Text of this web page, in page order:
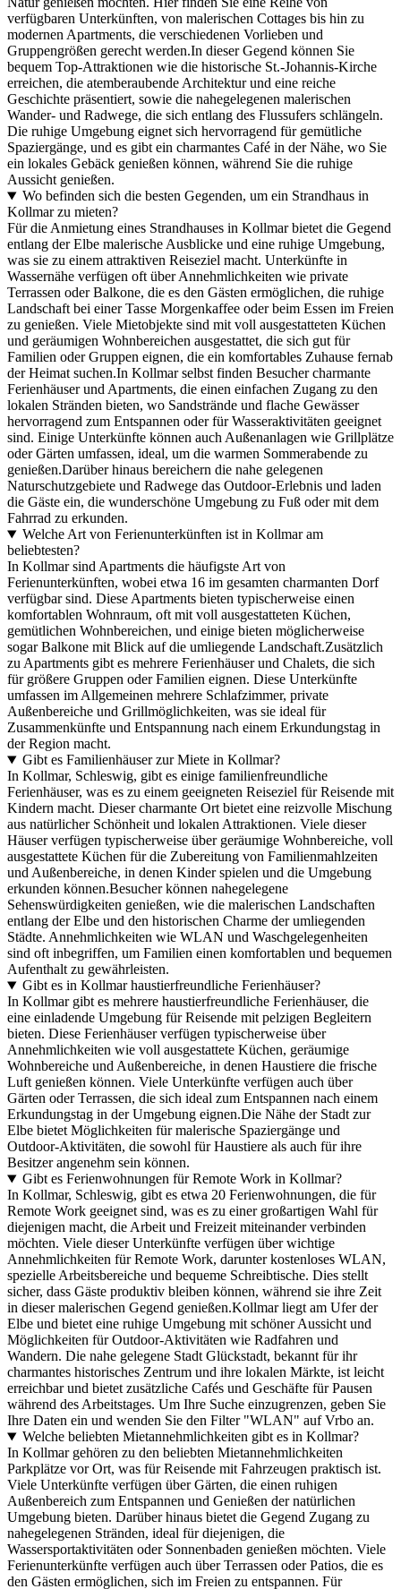
verfügbaren Unterkünften, von malerischen Cottages bis hin zu
modernen Apartments, die verschiedenen Vorlieben und
Gruppengrößen gerecht werden.In dieser Gegend können Sie
bequem Top-Attraktionen wie die historische St.-Johannis-Kirche
erreichen, die atemberaubende Architektur und eine reiche
Geschichte präsentiert, sowie die nahegelegenen malerischen
Wander- und Radwege, die sich entlang des Flussufers schlängeln.
Die ruhige Umgebung eignet sich hervorragend für gemütliche
Spaziergänge, und es gibt ein charmantes Café in der Nähe, wo Sie
ein lokales Gebäck genießen können, während Sie die ruhige
Aussicht genießen.
Wo befinden sich die besten Gegenden, um ein Strandhaus in
Kollmar zu mieten?
Für die Anmietung eines Strandhauses in Kollmar bietet die Gegend
entlang der Elbe malerische Ausblicke und eine ruhige Umgebung,
was sie zu einem attraktiven Reiseziel macht. Unterkünfte in
Wassernähe verfügen oft über Annehmlichkeiten wie private
Terrassen oder Balkone, die es den Gästen ermöglichen, die ruhige
Landschaft bei einer Tasse Morgenkaffee oder beim Essen im Freien
zu genießen. Viele Mietobjekte sind mit voll ausgestatteten Küchen
und geräumigen Wohnbereichen ausgestattet, die sich gut für
Familien oder Gruppen eignen, die ein komfortables Zuhause fernab
der Heimat suchen.In Kollmar selbst finden Besucher charmante
Ferienhäuser und Apartments, die einen einfachen Zugang zu den
lokalen Stränden bieten, wo Sandstrände und flache Gewässer
hervorragend zum Entspannen oder für Wasseraktivitäten geeignet
sind. Einige Unterkünfte können auch Außenanlagen wie Grillplätze
oder Gärten umfassen, ideal, um die warmen Sommerabende zu
genießen.Darüber hinaus bereichern die nahe gelegenen
Naturschutzgebiete und Radwege das Outdoor-Erlebnis und laden
die Gäste ein, die wunderschöne Umgebung zu Fuß oder mit dem
Fahrrad zu erkunden.
Welche Art von Ferienunterkünften ist in Kollmar am
beliebtesten?
In Kollmar sind Apartments die häufigste Art von
Ferienunterkünften, wobei etwa 16 im gesamten charmanten Dorf
verfügbar sind. Diese Apartments bieten typischerweise einen
komfortablen Wohnraum, oft mit voll ausgestatteten Küchen,
gemütlichen Wohnbereichen, und einige bieten möglicherweise
sogar Balkone mit Blick auf die umliegende Landschaft.Zusätzlich
zu Apartments gibt es mehrere Ferienhäuser und Chalets, die sich
für größere Gruppen oder Familien eignen. Diese Unterkünfte
umfassen im Allgemeinen mehrere Schlafzimmer, private
Außenbereiche und Grillmöglichkeiten, was sie ideal für
Zusammenkünfte und Entspannung nach einem Erkundungstag in
der Region macht.
Gibt es Familienhäuser zur Miete in Kollmar?
In Kollmar, Schleswig, gibt es einige familienfreundliche
Ferienhäuser, was es zu einem geeigneten Reiseziel für Reisende mit
Kindern macht. Dieser charmante Ort bietet eine reizvolle Mischung
aus natürlicher Schönheit und lokalen Attraktionen. Viele dieser
Häuser verfügen typischerweise über geräumige Wohnbereiche, voll
ausgestattete Küchen für die Zubereitung von Familienmahlzeiten
und Außenbereiche, in denen Kinder spielen und die Umgebung
erkunden können.Besucher können nahegelegene
Sehenswürdigkeiten genießen, wie die malerischen Landschaften
entlang der Elbe und den historischen Charme der umliegenden
Städte. Annehmlichkeiten wie WLAN und Waschgelegenheiten
sind oft inbegriffen, um Familien einen komfortablen und bequemen
Aufenthalt zu gewährleisten.
Gibt es in Kollmar haustierfreundliche Ferienhäuser?
In Kollmar gibt es mehrere haustierfreundliche Ferienhäuser, die
eine einladende Umgebung für Reisende mit pelzigen Begleitern
bieten. Diese Ferienhäuser verfügen typischerweise über
Annehmlichkeiten wie voll ausgestattete Küchen, geräumige
Wohnbereiche und Außenbereiche, in denen Haustiere die frische
Luft genießen können. Viele Unterkünfte verfügen auch über
Gärten oder Terrassen, die sich ideal zum Entspannen nach einem
Erkundungstag in der Umgebung eignen.Die Nähe der Stadt zur
Elbe bietet Möglichkeiten für malerische Spaziergänge und
Outdoor-Aktivitäten, die sowohl für Haustiere als auch für ihre
Besitzer angenehm sein können.
Gibt es Ferienwohnungen für Remote Work in Kollmar?
In Kollmar, Schleswig, gibt es etwa 20 Ferienwohnungen, die für
Remote Work geeignet sind, was es zu einer großartigen Wahl für
diejenigen macht, die Arbeit und Freizeit miteinander verbinden
möchten. Viele dieser Unterkünfte verfügen über wichtige
Annehmlichkeiten für Remote Work, darunter kostenloses WLAN,
spezielle Arbeitsbereiche und bequeme Schreibtische. Dies stellt
sicher, dass Gäste produktiv bleiben können, während sie ihre Zeit
in dieser malerischen Gegend genießen.Kollmar liegt am Ufer der
Elbe und bietet eine ruhige Umgebung mit schöner Aussicht und
Möglichkeiten für Outdoor-Aktivitäten wie Radfahren und
Wandern. Die nahe gelegene Stadt Glückstadt, bekannt für ihr
charmantes historisches Zentrum und ihre lokalen Märkte, ist leicht
erreichbar und bietet zusätzliche Cafés und Geschäfte für Pausen
während des Arbeitstages. Um Ihre Suche einzugrenzen, geben Sie
Ihre Daten ein und wenden Sie den Filter "WLAN" auf Vrbo an.
Welche beliebten Mietannehmlichkeiten gibt es in Kollmar?
In Kollmar gehören zu den beliebten Mietannehmlichkeiten
Parkplätze vor Ort, was für Reisende mit Fahrzeugen praktisch ist.
Viele Unterkünfte verfügen über Gärten, die einen ruhigen
Außenbereich zum Entspannen und Genießen der natürlichen
Umgebung bieten. Darüber hinaus bietet die Gegend Zugang zu
nahegelegenen Stränden, ideal für diejenigen, die
Wassersportaktivitäten oder Sonnenbaden genießen möchten. Viele
Ferienunterkünfte verfügen auch über Terrassen oder Patios, die es
den Gästen ermöglichen, sich im Freien zu entspannen. Für